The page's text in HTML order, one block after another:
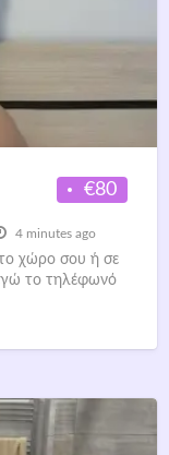
€80
4 minutes ago
χώρο σου ή σε
το τηλέφωνό